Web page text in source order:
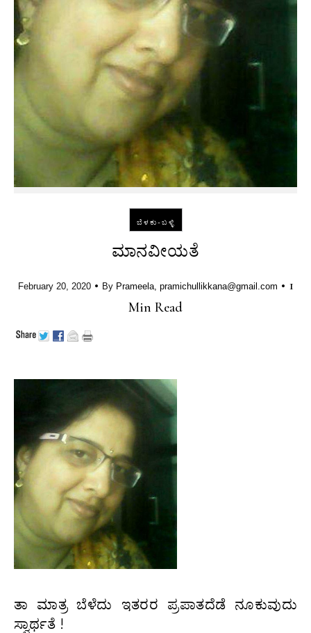
ಬೆಳಕು-ಬಳ್ಳಿ
ಮಾನವೀಯತೆ
February 20, 2020 • By Prameela, pramichullikkana@gmail.com • 1
Min Read
ತಾ ಮಾತ್ರ ಬೆಳೆದು ಇತರರ ಪ್ರಪಾತದೆಡೆ ನೂಕುವುದು
ಸ್ವಾರ್ಥತೆ !